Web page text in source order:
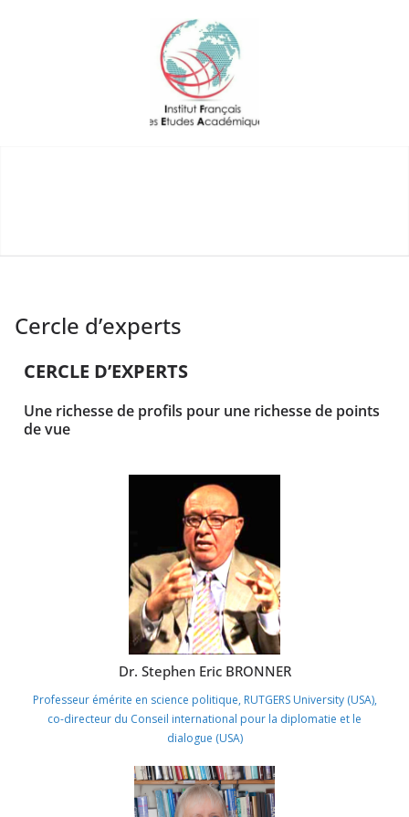
Cercle d’experts
CERCLE D’EXPERTS
Une richesse de profils pour une richesse de points
de vue
Dr. Stephen Eric BRONNER
Professeur émérite en science politique, RUTGERS University (USA),
co-directeur du Conseil international pour la diplomatie et le
dialogue (USA)